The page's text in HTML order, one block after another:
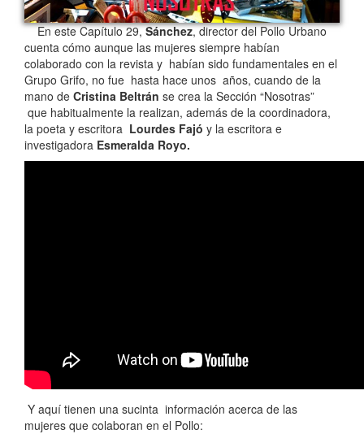
En este Capítulo 29,Sánchez, director del Pollo Urbano
cuenta cómo aunque las mujeres siempre habían
colaborado con la revista y habían sido fundamentales en el
Grupo Grifo, no fue hasta hace unos años, cuando de la
mano de Cristina Beltrán se crea la Sección “Nosotras”
que habitualmente la realizan, además de la coordinadora,
la poeta y escritora Lourdes Fajó y la escritora e
investigadora Esmeralda Royo.
Y aquí tienen una sucinta información acerca de las
mujeres que colaboran en el Pollo: